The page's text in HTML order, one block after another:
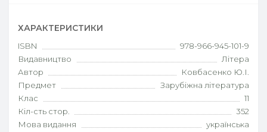
ХАРАКТЕРИСТИКИ
ISBN
978-966-945-101-9
Видавництво
Літера
Автор
Ковбасенко Ю.І.
Предмет
Зарубіжна література
Клас
11
Кіл-сть стор.
352
Мова видання
українська